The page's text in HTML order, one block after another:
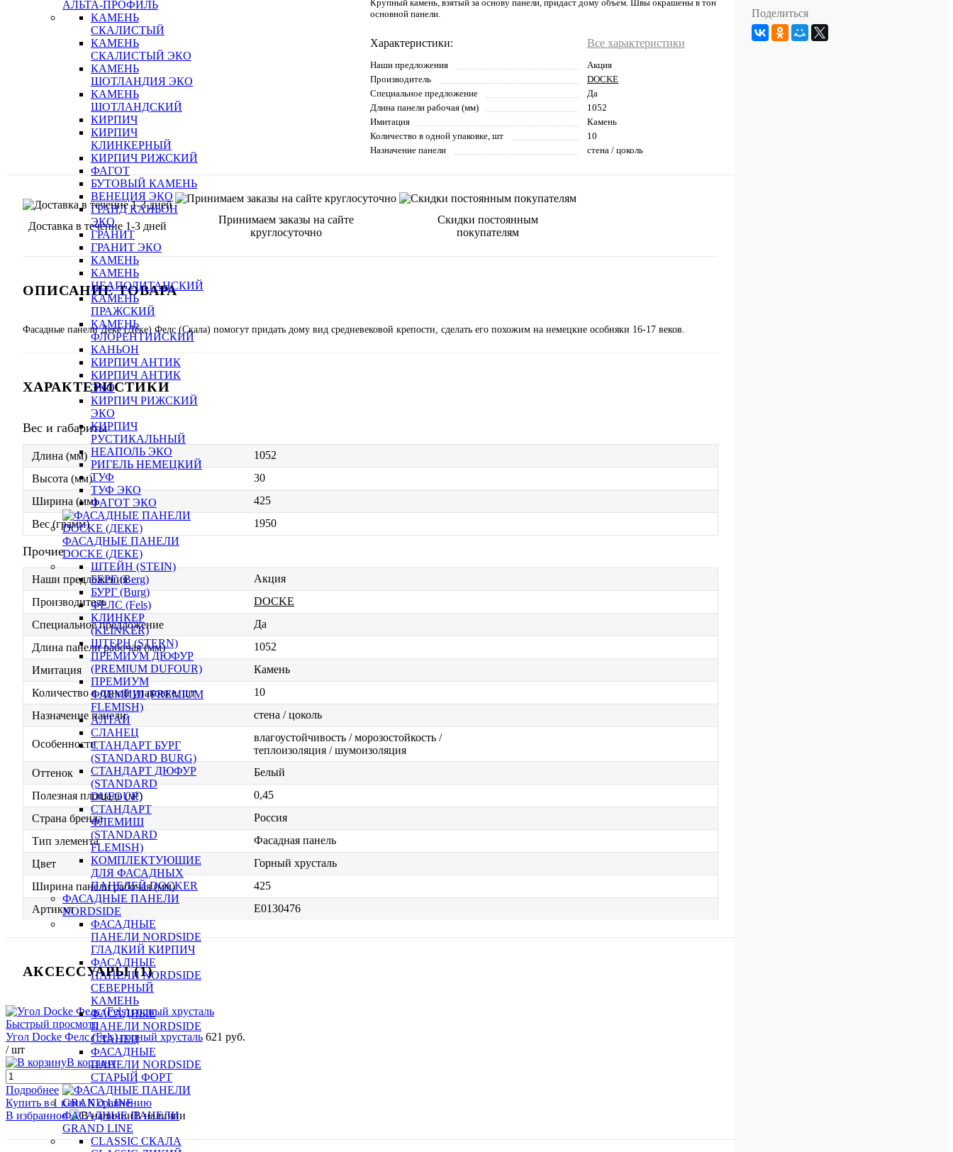
АЛЬТА-ПРОФИЛЬ
КАМЕНЬ
СКАЛИСТЫЙ
КАМЕНЬ
СКАЛИСТЫЙ ЭКО
КАМЕНЬ
ШОТЛАНДИЯ ЭКО
КАМЕНЬ
ШОТЛАНДСКИЙ
КИРПИЧ
КИРПИЧ
КЛИНКЕРНЫЙ
КИРПИЧ РИЖСКИЙ
ФАГОТ
БУТОВЫЙ КАМЕНЬ
ВЕНЕЦИЯ ЭКО
ГРАНД КАНЬОН
ЭКО
ГРАНИТ
ГРАНИТ ЭКО
КАМЕНЬ
КАМЕНЬ
НЕАПОЛИТАНСКИЙ
КАМЕНЬ
ПРАЖСКИЙ
КАМЕНЬ
ФЛОРЕНТИЙСКИЙ
КАНЬОН
КИРПИЧ АНТИК
КИРПИЧ АНТИК
ЭКО
КИРПИЧ РИЖСКИЙ
ЭКО
КИРПИЧ
РУСТИКАЛЬНЫЙ
НЕАПОЛЬ ЭКО
РИГЕЛЬ НЕМЕЦКИЙ
ТУФ
ТУФ ЭКО
ФАГОТ ЭКО
ФАСАДНЫЕ ПАНЕЛИ
DOCKE (ДЕКЕ)
ШТЕЙН (STEIN)
БЕРГ (Berg)
БУРГ (Burg)
ФЕЛС (Fels)
КЛИНКЕР
(KLINKER)
ШТЕРН (STERN)
ПРЕМИУМ ДЮФУР
(PREMIUM DUFOUR)
ПРЕМИУМ
ФЛЕМИШ (PREMIUM
FLEMISH)
АЛТАЙ
СЛАНЕЦ
СТАНДАРТ БУРГ
(STANDARD BURG)
СТАНДАРТ ДЮФУР
(STANDARD
DUFOUR)
СТАНДАРТ
ФЛЕМИШ
(STANDARD
FLEMISH)
КОМПЛЕКТУЮЩИЕ
ДЛЯ ФАСАДНЫХ
ПАНЕЛЕЙ DOCKER
ФАСАДНЫЕ ПАНЕЛИ
NORDSIDE
ФАСАДНЫЕ
ПАНЕЛИ NORDSIDE
ГЛАДКИЙ КИРПИЧ
ФАСАДНЫЕ
ПАНЕЛИ NORDSIDE
СЕВЕРНЫЙ
КАМЕНЬ
ФАСАДНЫЕ
ПАНЕЛИ NORDSIDE
СЛАНЕЦ
ФАСАДНЫЕ
ПАНЕЛИ NORDSIDE
СТАРЫЙ ФОРТ
ФАСАДНЫЕ ПАНЕЛИ
GRAND LINE
CLASSIC СКАЛА
Крупный камень, взятый за основу панели, придаст дому объем. Швы окрашены в тон
основной панели.
Характеристики: Все характеристики
Наши предложения
Акция
Производитель
DOCKE
Специальное предложение
Да
Длина панели рабочая (мм)
1052
Имитация
Камень
Количество в одной упаковке, шт
10
Назначение панели
стена / цоколь
Доставка в течение 1-3 дней
Принимаем заказы на сайте
круглосуточно
Скидки постоянным
покупателям
ОПИСАНИЕ ТОВАРА
Фасадные панели Деке (Дёке) Фелс (Скала) помогут придать дому вид средневековой крепости, сделать его похожим на немецкие особняки 16-17 веков.
ХАРАКТЕРИСТИКИ
Вес и габариты
Длина (мм)
1052
Высота (мм)
30
Ширина (мм)
425
Вес (грамм)
1950
Прочие
Наши предложения
Акция
Производитель
DOCKE
Специальное предложение
Да
Длина панели рабочая (мм)
1052
Имитация
Камень
Количество в одной упаковке, шт
10
Назначение панели
стена / цоколь
Особенности
влагоустойчивость / морозостойкость /
теплоизоляция / шумоизоляция
Оттенок
Белый
Полезная площадь (м²)
0,45
Страна бренда
Россия
Тип элемента
Фасадная панель
Цвет
Горный хрусталь
Ширина панели рабочая (мм)
425
Артикул
E0130476
АКСЕССУАРЫ (1)
Быстрый просмотр
Угол Docke Фелс (Fels) горный хрусталь 621 руб.
/ шт
В корзину
Подробнее
Купить в 1 клик К сравнению
В избранное
В наличии
Поделиться